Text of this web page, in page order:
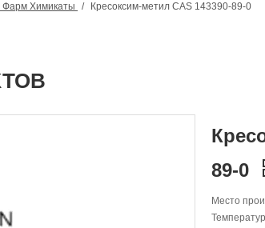
Фарм Химикаты / Кресоксим-метил CAS 143390-89-0
89-0
Место